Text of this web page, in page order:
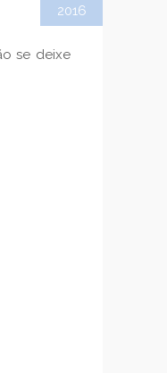
2016
se deixe